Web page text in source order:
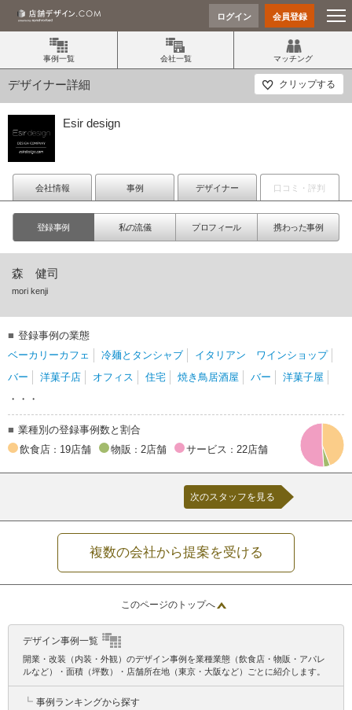
ログイン 会員登録
事例一覧 会社一覧 マッチング
デザイナー詳細 クリップする
Esir design
会社情報 事例 デザイナー 口コミ・評判
登録事例 私の流儀 プロフィール 携わった事例
森 健司
mori kenji
登録事例の業態
ベーカリーカフェ
冷麺とタンシャブ
イタリアン ワインショップ
バー
洋菓子店 オフィス 住宅 焼き鳥居酒屋 バー
洋菓子屋
・・・
業種別の登録事例数と割合
飲食店 ： 19店舗 物販 ： 2店舗 サービス ： 22店舗
次のスタッフを見る
複数の会社から提案を受ける
このページのトップへ
デザイン事例一覧
開業・改装（内装・外観）のデザイン事例を業種業態（飲食店・物販・アパレ
ルなど）・面積（坪数）・店舗所在地（東京・大阪など）ごとに紹介します。
┗ 事例ランキングから探す